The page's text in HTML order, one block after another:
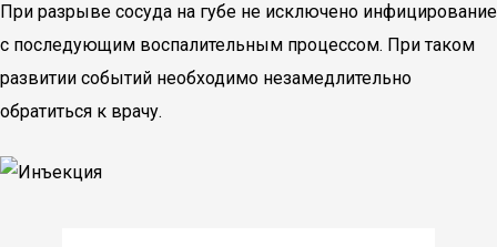
При разрыве сосуда на губе не исключено инфицирование
с последующим воспалительным процессом. При таком
развитии событий необходимо незамедлительно
обратиться к врачу.